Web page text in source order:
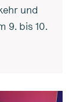
und
9. bis 10.